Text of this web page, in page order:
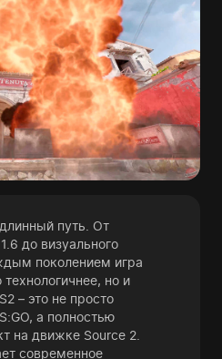
путь. От
до визуального
поколением игра
но и
– это не просто
а полностью
на движке Source 2.
современное